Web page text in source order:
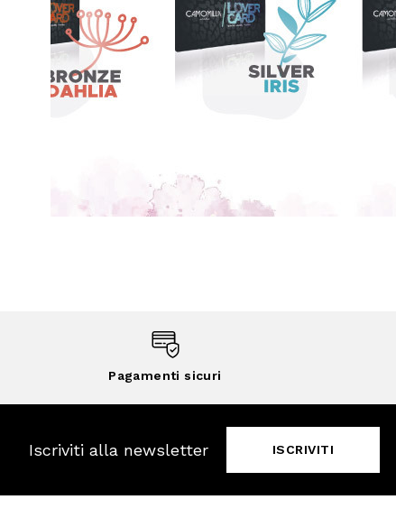
Pagamenti sicuri
Iscriviti alla newsletter ISCRIVITI